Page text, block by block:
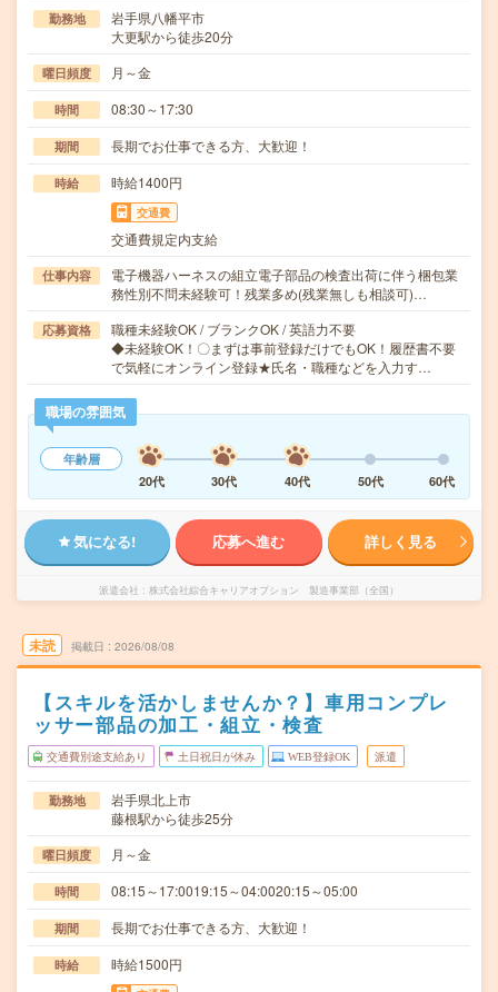
勤務地
岩手県八幡平市
大更駅から徒歩20分
曜日頻度 月～金
時間 08:30～17:30
期間 長期でお仕事できる方、大歓迎！
時給 時給1400円
交通費
交通費規定内支給
仕事内容
電子機器ハーネスの組立電子部品の検査出荷に伴う梱包業
務性別不問未経験可！残業多め(残業無しも相談可)…
応募資格
職種未経験OK / ブランクOK / 英語力不要
◆未経験OK！〇まずは事前登録だけでもOK！履歴書不要
で気軽にオンライン登録★氏名・職種などを入力す…
職場の雰囲気
年齢層
20代
30代 40代 50代 60代
気になる! 応募へ進む 詳しく見る
派遣会社 株式会社綜合キャリアオプション 製造事業部（全国）
未読 掲載日 2026/08/08
【スキルを活かしませんか？】車用コンプレ
ッサー部品の加工・組立・検査
交通費別途支給あり 土日祝日が休み WEB登録OK 派遣
勤務地
岩手県北上市
藤根駅から徒歩25分
曜日頻度 月～金
時間 08:15～17:0019:15～04:0020:15～05:00
期間 長期でお仕事できる方、大歓迎！
時給 時給1500円